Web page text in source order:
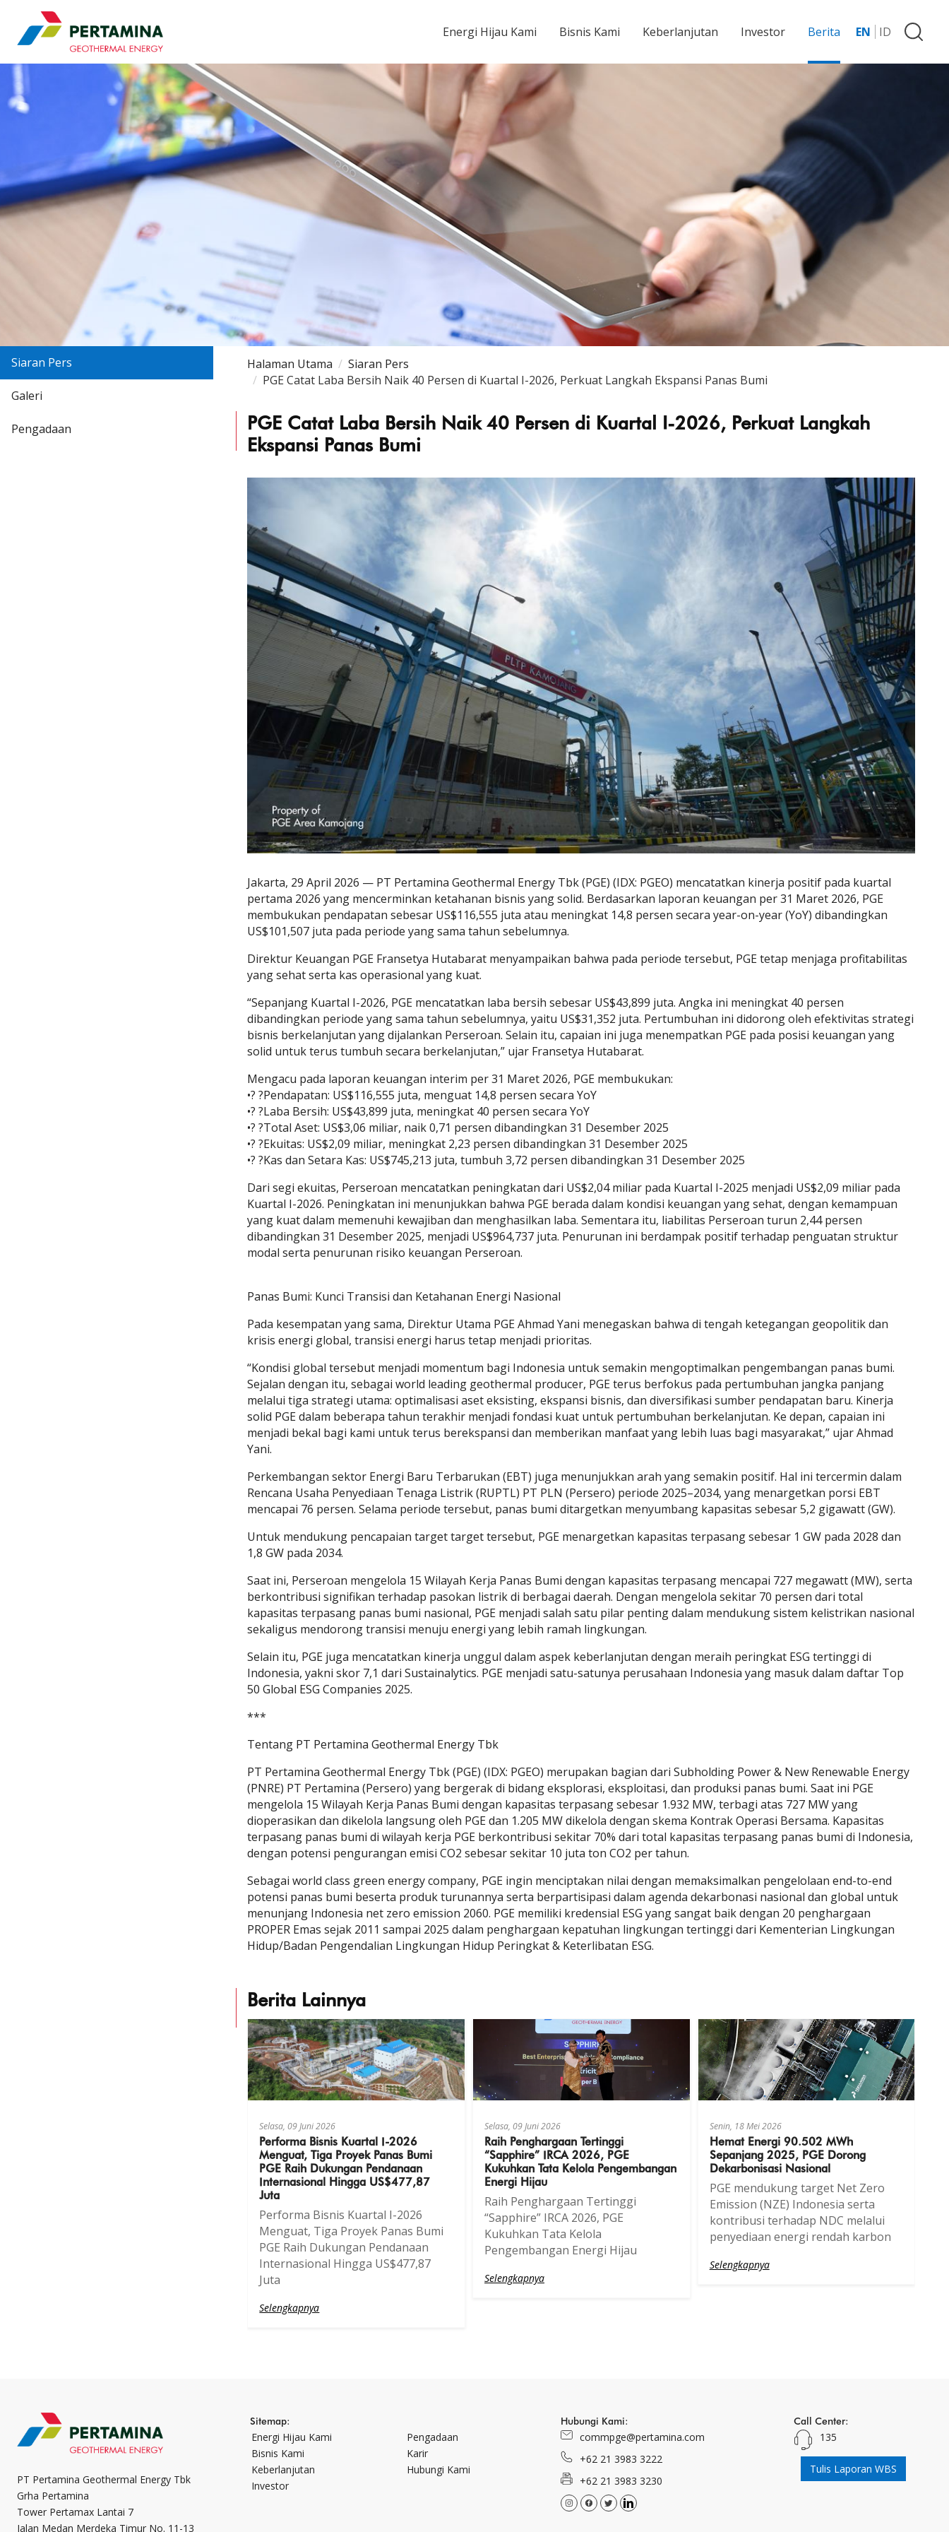
Pertamina Geothermal Energy TbkEnergi Hijau Kami Bisnis Kami Keberlanjutan Investor Berita EN ID
Siaran Pers
Galeri
Pengadaan
Halaman Utama
Siaran Pers
PGE Catat Laba Bersih Naik 40 Persen di Kuartal I-2026, Perkuat Langkah Ekspansi Panas Bumi
PGE Catat Laba Bersih Naik 40 Persen di Kuartal I-2026, Perkuat Langkah
Ekspansi Panas Bumi
Jakarta, 29 April 2026 — PT Pertamina Geothermal Energy Tbk (PGE) (IDX: PGEO) mencatatkan kinerja positif pada kuartal
pertama 2026 yang mencerminkan ketahanan bisnis yang solid. Berdasarkan laporan keuangan per 31 Maret 2026, PGE
membukukan pendapatan sebesar US$116,555 juta atau meningkat 14,8 persen secara year-on-year (YoY) dibandingkan
US$101,507 juta pada periode yang sama tahun sebelumnya.
Direktur Keuangan PGE Fransetya Hutabarat menyampaikan bahwa pada periode tersebut, PGE tetap menjaga profitabilitas
yang sehat serta kas operasional yang kuat.
“Sepanjang Kuartal I-2026, PGE mencatatkan laba bersih sebesar US$43,899 juta. Angka ini meningkat 40 persen
dibandingkan periode yang sama tahun sebelumnya, yaitu US$31,352 juta. Pertumbuhan ini didorong oleh efektivitas strategi
bisnis berkelanjutan yang dijalankan Perseroan. Selain itu, capaian ini juga menempatkan PGE pada posisi keuangan yang
solid untuk terus tumbuh secara berkelanjutan,” ujar Fransetya Hutabarat.
Mengacu pada laporan keuangan interim per 31 Maret 2026, PGE membukukan:
•? ?Pendapatan: US$116,555 juta, menguat 14,8 persen secara YoY
•? ?Laba Bersih: US$43,899 juta, meningkat 40 persen secara YoY
•? ?Total Aset: US$3,06 miliar, naik 0,71 persen dibandingkan 31 Desember 2025
•? ?Ekuitas: US$2,09 miliar, meningkat 2,23 persen dibandingkan 31 Desember 2025
•? ?Kas dan Setara Kas: US$745,213 juta, tumbuh 3,72 persen dibandingkan 31 Desember 2025
Dari segi ekuitas, Perseroan mencatatkan peningkatan dari US$2,04 miliar pada Kuartal I-2025 menjadi US$2,09 miliar pada
Kuartal I-2026. Peningkatan ini menunjukkan bahwa PGE berada dalam kondisi keuangan yang sehat, dengan kemampuan
yang kuat dalam memenuhi kewajiban dan menghasilkan laba. Sementara itu, liabilitas Perseroan turun 2,44 persen
dibandingkan 31 Desember 2025, menjadi US$964,737 juta. Penurunan ini berdampak positif terhadap penguatan struktur
modal serta penurunan risiko keuangan Perseroan.
Panas Bumi: Kunci Transisi dan Ketahanan Energi Nasional
Pada kesempatan yang sama, Direktur Utama PGE Ahmad Yani menegaskan bahwa di tengah ketegangan geopolitik dan
krisis energi global, transisi energi harus tetap menjadi prioritas.
“Kondisi global tersebut menjadi momentum bagi Indonesia untuk semakin mengoptimalkan pengembangan panas bumi.
Sejalan dengan itu, sebagai world leading geothermal producer, PGE terus berfokus pada pertumbuhan jangka panjang
melalui tiga strategi utama: optimalisasi aset eksisting, ekspansi bisnis, dan diversifikasi sumber pendapatan baru. Kinerja
solid PGE dalam beberapa tahun terakhir menjadi fondasi kuat untuk pertumbuhan berkelanjutan. Ke depan, capaian ini
menjadi bekal bagi kami untuk terus berekspansi dan memberikan manfaat yang lebih luas bagi masyarakat,” ujar Ahmad
Yani.
Perkembangan sektor Energi Baru Terbarukan (EBT) juga menunjukkan arah yang semakin positif. Hal ini tercermin dalam
Rencana Usaha Penyediaan Tenaga Listrik (RUPTL) PT PLN (Persero) periode 2025–2034, yang menargetkan porsi EBT
mencapai 76 persen. Selama periode tersebut, panas bumi ditargetkan menyumbang kapasitas sebesar 5,2 gigawatt (GW).
Untuk mendukung pencapaian target target tersebut, PGE menargetkan kapasitas terpasang sebesar 1 GW pada 2028 dan
1,8 GW pada 2034.
Saat ini, Perseroan mengelola 15 Wilayah Kerja Panas Bumi dengan kapasitas terpasang mencapai 727 megawatt (MW), serta
berkontribusi signifikan terhadap pasokan listrik di berbagai daerah. Dengan mengelola sekitar 70 persen dari total
kapasitas terpasang panas bumi nasional, PGE menjadi salah satu pilar penting dalam mendukung sistem kelistrikan nasional
sekaligus mendorong transisi menuju energi yang lebih ramah lingkungan.
Selain itu, PGE juga mencatatkan kinerja unggul dalam aspek keberlanjutan dengan meraih peringkat ESG tertinggi di
Indonesia, yakni skor 7,1 dari Sustainalytics. PGE menjadi satu-satunya perusahaan Indonesia yang masuk dalam daftar Top
50 Global ESG Companies 2025.
***
Tentang PT Pertamina Geothermal Energy Tbk
PT Pertamina Geothermal Energy Tbk (PGE) (IDX: PGEO) merupakan bagian dari Subholding Power & New Renewable Energy
(PNRE) PT Pertamina (Persero) yang bergerak di bidang eksplorasi, eksploitasi, dan produksi panas bumi. Saat ini PGE
mengelola 15 Wilayah Kerja Panas Bumi dengan kapasitas terpasang sebesar 1.932 MW, terbagi atas 727 MW yang
dioperasikan dan dikelola langsung oleh PGE dan 1.205 MW dikelola dengan skema Kontrak Operasi Bersama. Kapasitas
terpasang panas bumi di wilayah kerja PGE berkontribusi sekitar 70% dari total kapasitas terpasang panas bumi di Indonesia,
dengan potensi pengurangan emisi CO2 sebesar sekitar 10 juta ton CO2 per tahun.
Sebagai world class green energy company, PGE ingin menciptakan nilai dengan memaksimalkan pengelolaan end-to-end
potensi panas bumi beserta produk turunannya serta berpartisipasi dalam agenda dekarbonasi nasional dan global untuk
menunjang Indonesia net zero emission 2060. PGE memiliki kredensial ESG yang sangat baik dengan 20 penghargaan
PROPER Emas sejak 2011 sampai 2025 dalam penghargaan kepatuhan lingkungan tertinggi dari Kementerian Lingkungan
Hidup/Badan Pengendalian Lingkungan Hidup Peringkat & Keterlibatan ESG.
Berita Lainnya
Selasa, 09 Juni 2026
Performa Bisnis Kuartal I-2026
Menguat, Tiga Proyek Panas Bumi
PGE Raih Dukungan Pendanaan
Internasional Hingga US$477,87
Juta
Performa Bisnis Kuartal I-2026
Menguat, Tiga Proyek Panas Bumi
PGE Raih Dukungan Pendanaan
Internasional Hingga US$477,87
Juta
Selengkapnya
Selasa, 09 Juni 2026
Raih Penghargaan Tertinggi
“Sapphire” IRCA 2026, PGE
Kukuhkan Tata Kelola Pengembangan
Energi Hijau
Raih Penghargaan Tertinggi
“Sapphire” IRCA 2026, PGE
Kukuhkan Tata Kelola
Pengembangan Energi Hijau
Selengkapnya
Senin, 18 Mei 2026
Hemat Energi 90.502 MWh
Sepanjang 2025, PGE Dorong
Dekarbonisasi Nasional
PGE mendukung target Net Zero
Emission (NZE) Indonesia serta
kontribusi terhadap NDC melalui
penyediaan energi rendah karbon
Selengkapnya
PT Pertamina Geothermal Energy Tbk
Grha Pertamina
Tower Pertamax Lantai 7
Jalan Medan Merdeka Timur No. 11-13
Sitemap:
Energi Hijau Kami
Bisnis Kami
Keberlanjutan
Investor
Pengadaan
Karir
Hubungi Kami
Hubungi Kami:
commpge@pertamina.com
+62 21 3983 3222
+62 21 3983 3230
Call Center:
135
Tulis Laporan WBS